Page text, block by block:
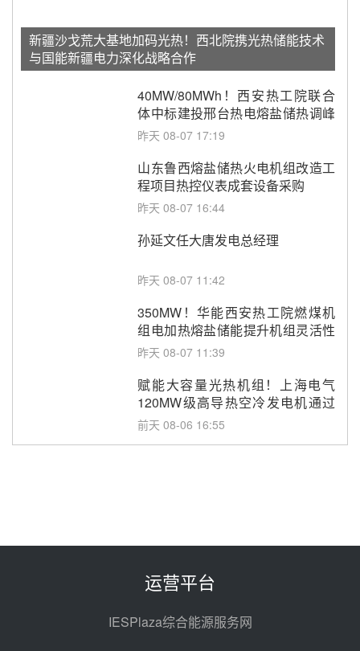
新疆沙戈荒大基地加码光热！西北院携光热储能技术
与国能新疆电力深化战略合作
40MW/80MWh！西安热工院联合
体中标建投邢台热电熔盐储热调峰
调频改造EPC项目
昨天 08-07 17:19
山东鲁西熔盐储热火电机组改造工
程项目热控仪表成套设备采购
昨天 08-07 16:44
孙延文任大唐发电总经理
昨天 08-07 11:42
350MW！华能西安热工院燃煤机
组电加热熔盐储能提升机组灵活性
改造项目初步设计第三方评审服务
昨天 08-07 11:39
赋能大容量光热机组！上海电气
120MW级高导热空冷发电机通过
型式试验
前天 08-06 16:55
100MW光工程性能试验采购
光热示范电站二列蒸汽发生器设备
运营平台
IESPlaza综合能源服务网